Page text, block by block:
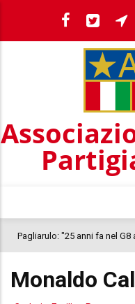
contenuto
Pagliarulo: "25 anni fa nel
colloca la morte di
Monaldo